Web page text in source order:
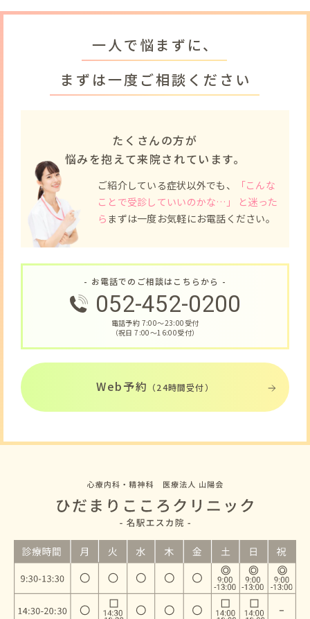
一人で悩まずに、
まずは一度ご相談ください
たくさんの方が
悩みを抱えて来院されています。
ご紹介している症状以外でも、
「こんな
ことで受診していいのかな…」 と迷った
ら まずは一度お気軽にお電話ください。
- お電話でのご相談はこちらから -
052-452-0200
電話予約 7:00〜23:00受付
（祝日 7:00〜16:00受付）
Web予約 （24時間受付）